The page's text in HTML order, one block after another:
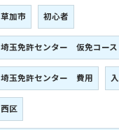
草加市 初心者
埼玉免許センター 仮免コース
埼玉免許センター 費用
西区